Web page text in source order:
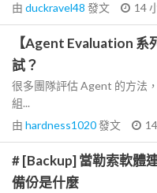
由 duckravel48 發文 14
【Agent Evaluation
試？
很多團隊評估 Agent 的方法
組...
由 hardness1020發文
# [Backup] 當勒索軟體
備份是什麼